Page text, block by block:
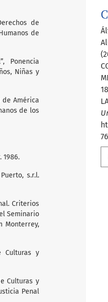
76
de
de
Ponencia
Niñas y
América
de los
1986.
s.r.l.
Criterios
Seminario
Monterrey,
Culturas y
Culturas y
Penal